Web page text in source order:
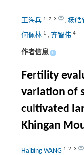
王海兵 1, 2, 3 , 杨皓
何佩林 1 , 齐智伟 4
作者信息 +
Fertility
variation of
cultivated
Khingan
Haibing WANG 1, 2, 3